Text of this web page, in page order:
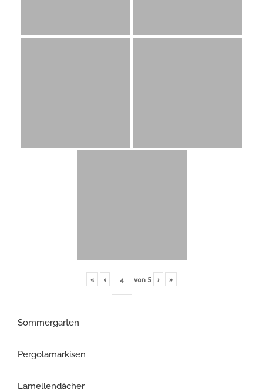
« ‹ von 5 › »
Sommergarten
Pergolamarkisen
Lamellendächer